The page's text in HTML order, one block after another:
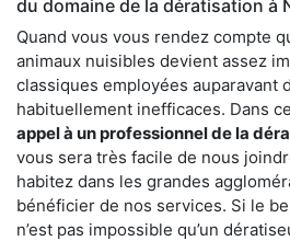
du domaine de la dératisation à
Quand vous vous rendez compte
animaux nuisibles devient assez
classiques employées auparavant
habituellement inefficaces. Dans
appel à un professionnel de la
vous sera très facile de nous
habitez dans les grandes
bénéficier de nos services. Si le
n’est pas impossible qu’un